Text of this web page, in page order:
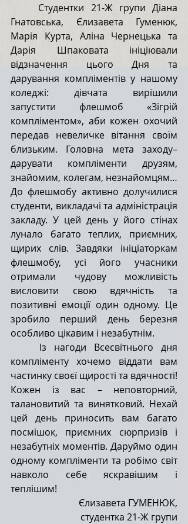
Студентки 21-Ж групи Діана
Гнатовська, Єлизавета Гуменюк,
Марія Курта, Аліна Чернецька та
Дарія Шпаковата ініціювали
відзначення цього Дня та
дарування компліментів у нашому
коледжі: дівчата вирішили
запустити флешмоб «Зігрій
компліментом», аби кожен охочий
передав невеличке вітання своїм
близьким. Головна мета заходу–
дарувати компліменти друзям,
знайомим, колегам, незнайомцям…
До флешмобу активно долучилися
студенти, викладачі та адміністрація
закладу. У цей день у його стінах
лунало багато теплих, приємних,
щирих слів. Завдяки ініціаторкам
флешмобу, усі його учасники
отримали чудову можливість
висловити свою вдячність та
позитивні емоції один одному. Це
зробило перший день березня
особливо цікавим і незабутнім.
Із нагоди Всесвітнього дня
компліменту хочемо віддати вам
частинку своєї щирості та вдячності!
Кожен із вас – неповторний,
талановитий та винятковий. Нехай
цей день приносить вам багато
посмішок, приємних сюрпризів і
незабутніх моментів. Даруймо один
одному компліменти та робімо світ
навколо себе яскравішим і
теплішим!
Єлизавета ГУМЕНЮК,
студентка 21-Ж групи